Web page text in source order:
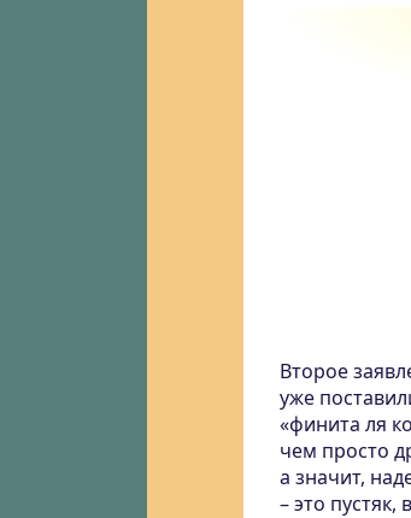
Второе
уже
«финита ля
чем просто
а значит,
– это